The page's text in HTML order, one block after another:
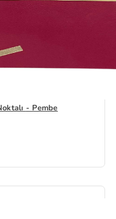
Mynote Case 13x21 Defter 96yp Noktalı - Pembe